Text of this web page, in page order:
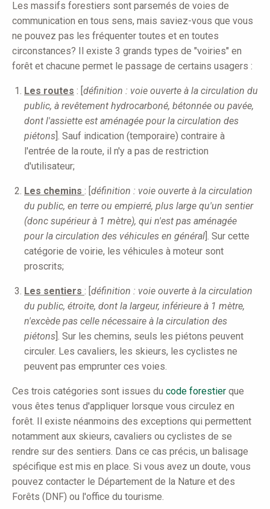
Les massifs forestiers sont parsemés de voies de
communication en tous sens, mais saviez-vous que vous
ne pouvez pas les fréquenter toutes et en toutes
circonstances? Il existe 3 grands types de "voiries" en
forêt et chacune permet le passage de certains usagers :
Les routes : [définition : voie ouverte à la circulation du
public, à revêtement hydrocarboné, bétonnée ou pavée,
dont l'assiette est aménagée pour la circulation des
piétons]. Sauf indication (temporaire) contraire à
l'entrée de la route, il n'y a pas de restriction
d'utilisateur;
Les chemins : [définition : voie ouverte à la circulation
du public, en terre ou empierré, plus large qu'un sentier
(donc supérieur à 1 mètre), qui n'est pas aménagée
pour la circulation des véhicules en général]. Sur cette
catégorie de voirie, les véhicules à moteur sont
proscrits;
Les sentiers : [définition : voie ouverte à la circulation
du public, étroite, dont la largeur, inférieure à 1 mètre,
n'excède pas celle nécessaire à la circulation des
piétons]. Sur les chemins, seuls les piétons peuvent
circuler. Les cavaliers, les skieurs, les cyclistes ne
peuvent pas emprunter ces voies.
Ces trois catégories sont issues du code forestier que
vous êtes tenus d'appliquer lorsque vous circulez en
forêt. Il existe néanmoins des exceptions qui permettent
notamment aux skieurs, cavaliers ou cyclistes de se
rendre sur des sentiers. Dans ce cas précis, un balisage
spécifique est mis en place. Si vous avez un doute, vous
pouvez contacter le Département de la Nature et des
Forêts (DNF) ou l'office du tourisme.